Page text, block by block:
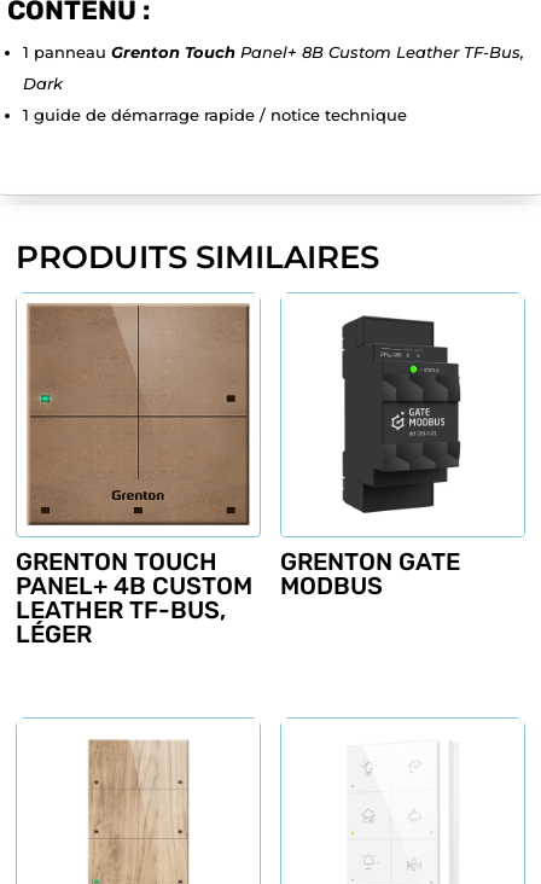
CONTENU :
1 panneau Grenton Touch Panel+ 8B Custom Leather TF-Bus,
Dark
1 guide de démarrage rapide / notice technique
PRODUITS SIMILAIRES
GRENTON TOUCH
PANEL+ 4B CUSTOM
LEATHER TF-BUS,
LÉGER
GRENTON GATE
MODBUS